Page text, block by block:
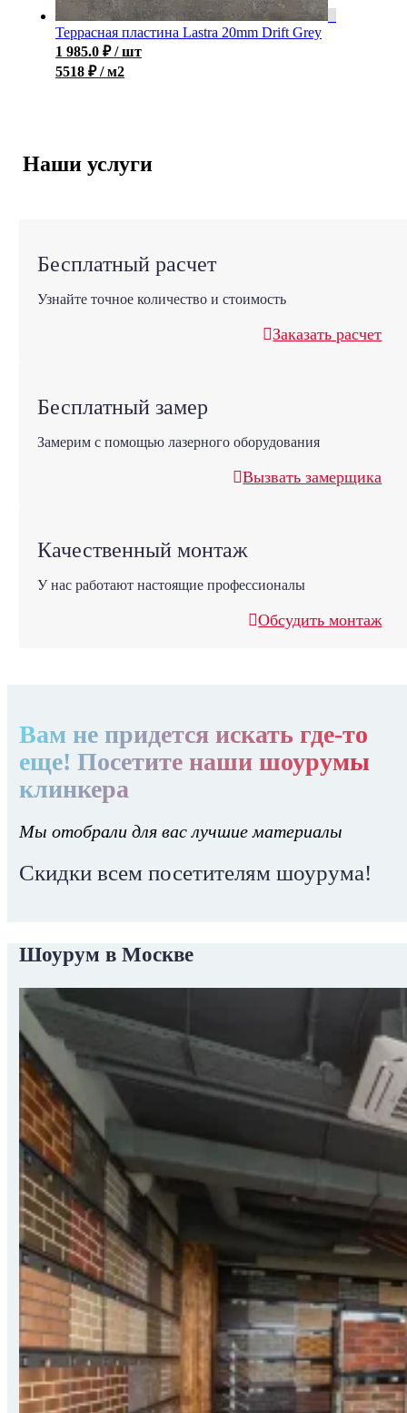
Террасная пластина Lastra 20mm Drift Grey
1 985.0 ₽ / шт
5518 ₽ / м2
Наши услуги
Бесплатный расчет
Узнайте точное количество и стоимость
Заказать расчет
Бесплатный замер
Замерим с помощью лазерного оборудования
Вызвать замерщика
Качественный монтаж
У нас работают настоящие профессионалы
Обсудить монтаж
Вам не придется искать где-то
еще! Посетите наши шоурумы
клинкера
Мы отобрали для вас лучшие материалы
Скидки всем посетителям шоурума!
Шоурум в Москве